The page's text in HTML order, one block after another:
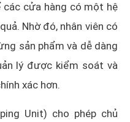
các cửa hàng có một hệ
Nhờ đó, nhân viên có
sản phẩm và dễ dàng
lý được kiểm soát và
xác hơn.
Unit) cho phép chủ